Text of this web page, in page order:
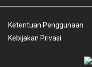
Ketentuan Penggunaan
Kebijakan Privasi